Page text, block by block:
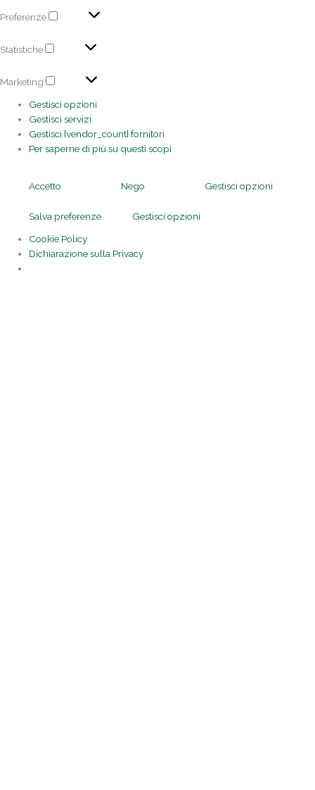
Preferenze
Statistiche
Marketing
Gestisci opzioni
Gestisci servizi
Gestisci {vendor_count} fornitori
Per saperne di più su questi scopi
Accetto Nego Gestisci opzioni
Salva preferenze
Gestisci opzioni
Cookie Policy
Dichiarazione sulla Privacy